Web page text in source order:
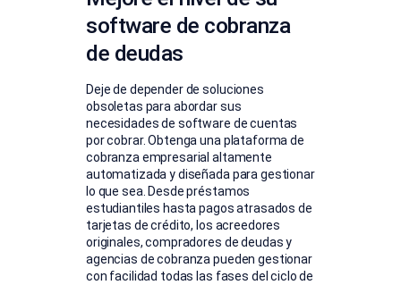
software de cobranza
de deudas
Deje de depender de soluciones
obsoletas para abordar sus
necesidades de software de cuentas
por cobrar. Obtenga una plataforma de
cobranza empresarial altamente
automatizada y diseñada para gestionar
lo que sea. Desde préstamos
estudiantiles hasta pagos atrasados de
tarjetas de crédito, los acreedores
originales, compradores de deudas y
agencias de cobranza pueden gestionar
con facilidad todas las fases del ciclo de